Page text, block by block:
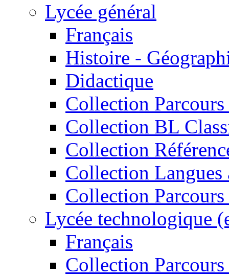
Lycée général
Français
Histoire -
Didactique
Collection
Collection BL
Collection
Collection Langues
Collection
Lycée technologique
Français
Collection